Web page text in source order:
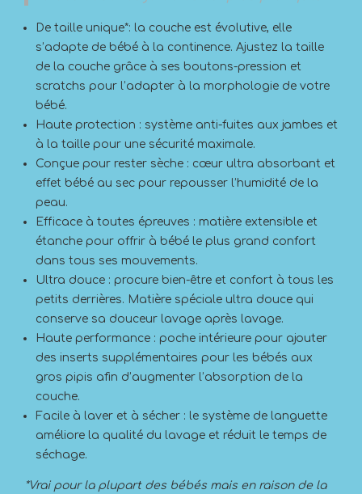
De taille unique*: la couche est évolutive, elle
s’adapte de bébé à la continence. Ajustez la taille
de la couche grâce à ses boutons-pression et
scratchs pour l’adapter à la morphologie de votre
bébé.
Haute protection : système anti-fuites aux jambes et
à la taille pour une sécurité maximale.
Conçue pour rester sèche : cœur ultra absorbant et
effet bébé au sec pour repousser l’humidité de la
peau.
Efficace à toutes épreuves : matière extensible et
étanche pour offrir à bébé le plus grand confort
dans tous ses mouvements.
Ultra douce : procure bien-être et confort à tous les
petits derrières. Matière spéciale ultra douce qui
conserve sa douceur lavage après lavage.
Haute performance : poche intérieure pour ajouter
des inserts supplémentaires pour les bébés aux
gros pipis afin d’augmenter l’absorption de la
couche.
Facile à laver et à sécher : le système de languette
améliore la qualité du lavage et réduit le temps de
séchage.
*Vrai pour la plupart des bébés mais en raison de la